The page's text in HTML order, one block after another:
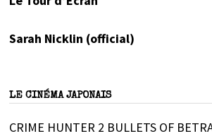
Sarah Nicklin (official)
LE CINÉMA JAPONAIS
CRIME HUNTER 2 BULLETS OF